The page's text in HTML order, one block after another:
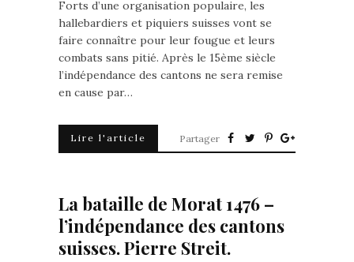
Forts d’une organisation populaire, les
hallebardiers et piquiers suisses vont se
faire connaître pour leur fougue et leurs
combats sans pitié. Après le 15ème siècle
l’indépendance des cantons ne sera remise
en cause par…
Lire l'article Partager
La bataille de Morat 1476 –
l’indépendance des cantons
suisses. Pierre Streit.